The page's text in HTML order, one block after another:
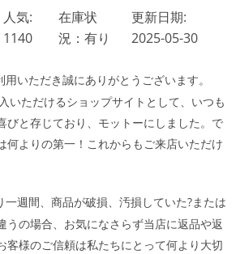
人気:
1140
在庫状
況：有り
更新日期:
2025-05-30
いただき誠にありがとうございます。
いただけるショップサイトとして、いつも
びと存じており、モットーにしました。で
何よりの第一！これからもご来店いただけ
一週間、商品が破損、汚損していた?または
うの場合、お気になさらず当店に返品や返
客様のご信頼は私たちにとって何より大切